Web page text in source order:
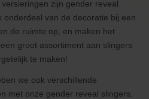
zijn gender reveal
onderdeel van de decoratie bij een
de ruimte op, en maken het
groot assortiment aan slingers
te maken!
we ook verschillende
met onze gender reveal slingers.